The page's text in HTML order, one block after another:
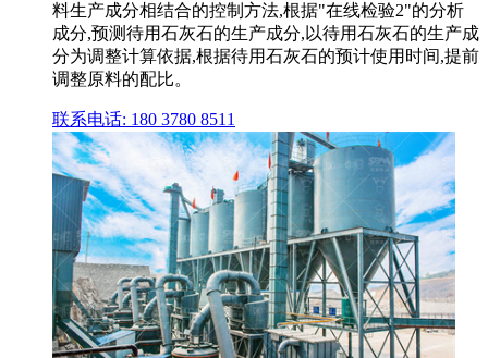
料生产成分相结合的控制方法,根据"在线检验2"的分析
成分,预测待用石灰石的生产成分,以待用石灰石的生产成
分为调整计算依据,根据待用石灰石的预计使用时间,提前
调整原料的配比。
联系电话: 180 3780 8511